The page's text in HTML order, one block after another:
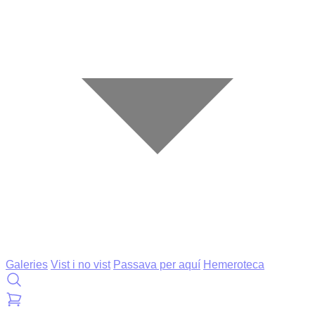
Galeries Vist i no vist Passava per aquí Hemeroteca